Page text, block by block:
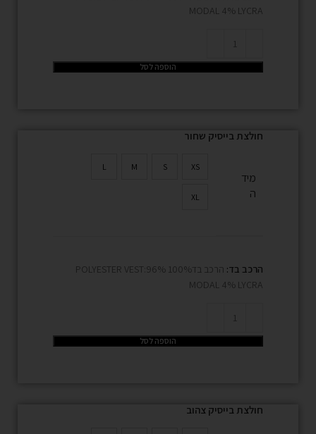
MODAL 4% LYCRA
הוספה לסל
חולצת בייסיק שחור
מיד
ה
XS
S
M
L
XL
הרכב בד:
הרכב בד100% POLYESTER VEST:96%
MODAL 4% LYCRA
הוספה לסל
חולצת בייסיק צהוב